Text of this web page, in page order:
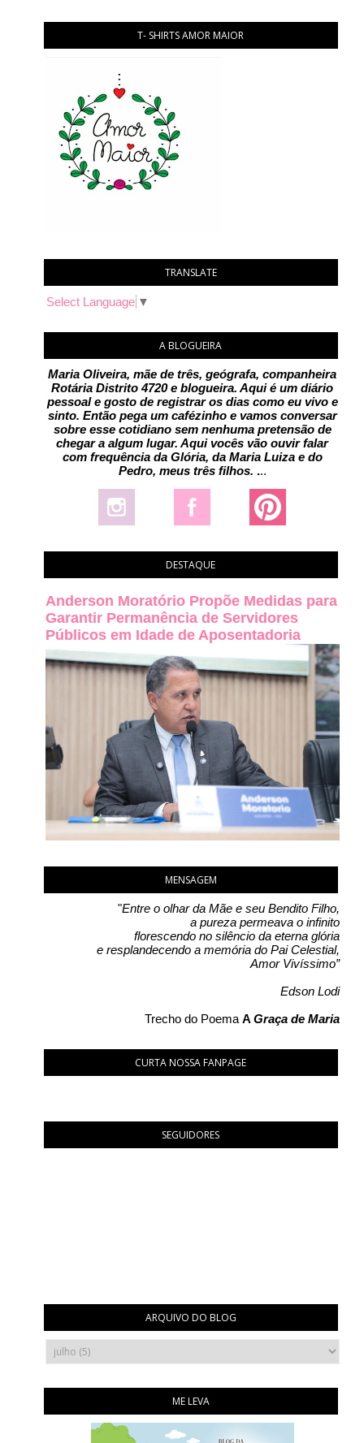
T- SHIRTS AMOR MAIOR
TRANSLATE
Select Language ▼
A BLOGUEIRA
Maria Oliveira, mãe de três, geógrafa, companheira
Rotária Distrito 4720 e blogueira. Aqui é um diário
pessoal e gosto de registrar os dias como eu vivo e
sinto. Então pega um cafézinho e vamos conversar
sobre esse cotidiano sem nenhuma pretensão de
chegar a algum lugar. Aqui vocês vão ouvir falar
com frequência da Glória, da Maria Luiza e do
Pedro, meus três filhos. ...
DESTAQUE
Anderson Moratório Propõe Medidas para
Garantir Permanência de Servidores
Públicos em Idade de Aposentadoria
MENSAGEM
"Entre o olhar da Mãe e seu Bendito Filho,
a pureza permeava o infinito
florescendo no silêncio da eterna glória
e resplandecendo a memória do Pai Celestial,
Amor Vivíssimo”
Edson Lodi
Trecho do Poema A Graça de Maria
CURTA NOSSA FANPAGE
SEGUIDORES
ARQUIVO DO BLOG
ME LEVA